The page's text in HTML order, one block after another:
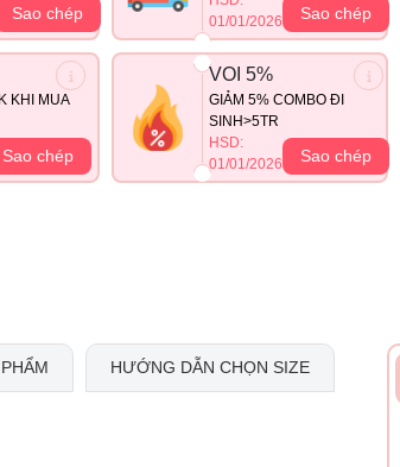
Sao chép
01/01/2026
Sao chép
KHI MUA
Sao chép
VOI 5%
GIẢM 5% COMBO ĐI
SINH>5TR
HSD:
01/01/2026
Sao chép
HƯỚNG DẪN CHỌN SIZE